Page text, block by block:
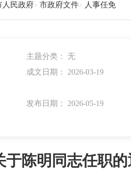
人民政府 市政府文件 人事任免
主题分类： 无
成文日期： 2026-03-19
发布日期： 2026-05-19
于陈明同志任职